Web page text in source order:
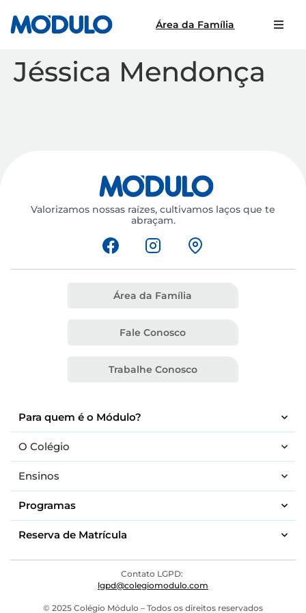
Área da Família
Jéssica Mendonça
Valorizamos nossas raízes, cultivamos laços que te
abraçam.
Para quem é o Módulo?
O Colégio
Ensinos
Programas
Reserva de Matrícula
Área da Família
Fale Conosco
Trabalhe Conosco
Contato LGPD:
lgpd@colegiomodulo.com
© 2025 Colégio Módulo – Todos os direitos reservados